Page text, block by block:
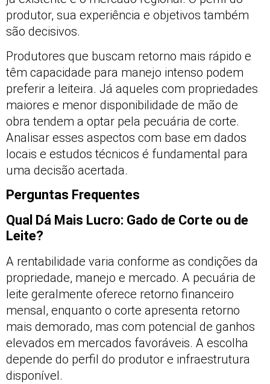
produtor, sua experiência e objetivos também
são decisivos.
Produtores que buscam retorno mais rápido e
têm capacidade para manejo intenso podem
preferir a leiteira. Já aqueles com propriedades
maiores e menor disponibilidade de mão de
obra tendem a optar pela pecuária de corte.
Analisar esses aspectos com base em dados
locais e estudos técnicos é fundamental para
uma decisão acertada.
Perguntas Frequentes
Qual Dá Mais Lucro: Gado de Corte ou de
Leite?
A rentabilidade varia conforme as condições da
propriedade, manejo e mercado. A pecuária de
leite geralmente oferece retorno financeiro
mensal, enquanto o corte apresenta retorno
mais demorado, mas com potencial de ganhos
elevados em mercados favoráveis. A escolha
depende do perfil do produtor e infraestrutura
disponível.